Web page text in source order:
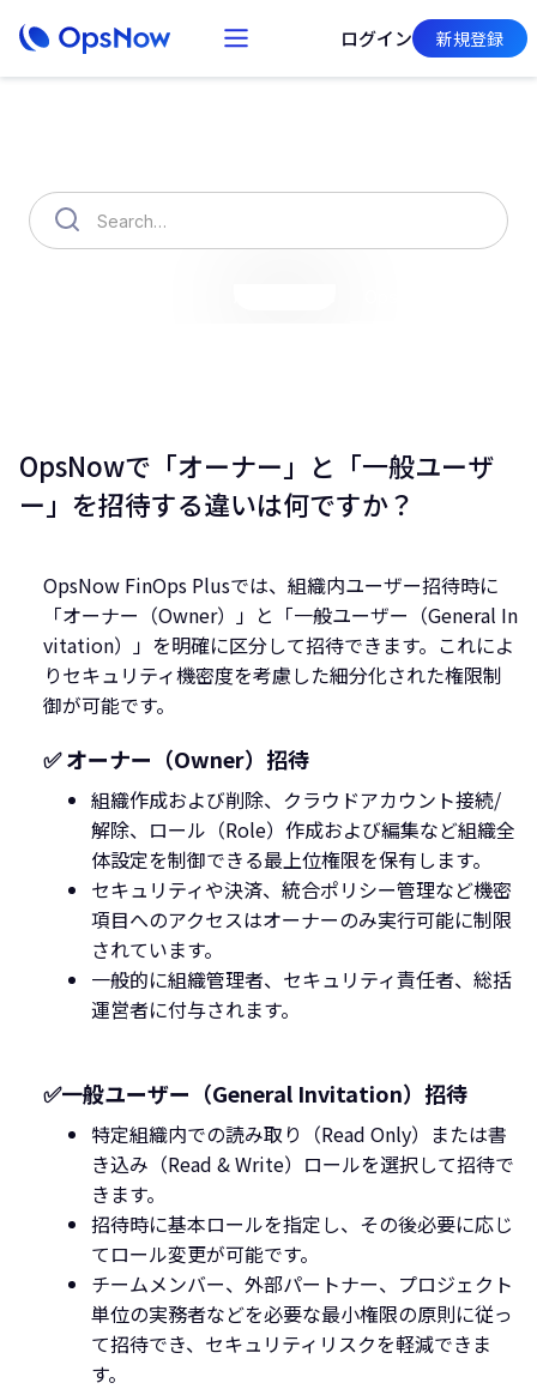
ログイン 新規登録
OpsNowで「オーナー」と「一般ユーザ
ー」を招待する違いは何ですか？
OpsNow FinOps Plusでは、組織内ユーザー招待時に
「オーナー（Owner）」と「一般ユーザー（General In
vitation）」を明確に区分して招待できます。これによ
りセキュリティ機密度を考慮した細分化された権限制
御が可能です。
✅ オーナー（Owner）招待
組織作成および削除、クラウドアカウント接続/
解除、ロール（Role）作成および編集など組織全
体設定を制御できる最上位権限を保有します。
セキュリティや決済、統合ポリシー管理など機密
項目へのアクセスはオーナーのみ実行可能に制限
されています。
一般的に組織管理者、セキュリティ責任者、総括
運営者に付与されます。‍
✅一般ユーザー（General Invitation）招待
特定組織内での読み取り（Read Only）または書
き込み（Read & Write）ロールを選択して招待で
きます。
招待時に基本ロールを指定し、その後必要に応じ
てロール変更が可能です。
チームメンバー、外部パートナー、プロジェクト
単位の実務者などを必要な最小権限の原則に従っ
て招待でき、セキュリティリスクを軽減できま
す。‍